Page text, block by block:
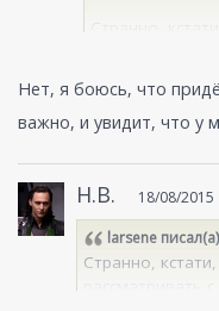
Странно,
и он грязный,
вы чего-то при
Нет, я боюсь, что
важно, и увидит, что у
Н.В.
18/08/2015
larsene
Странно,